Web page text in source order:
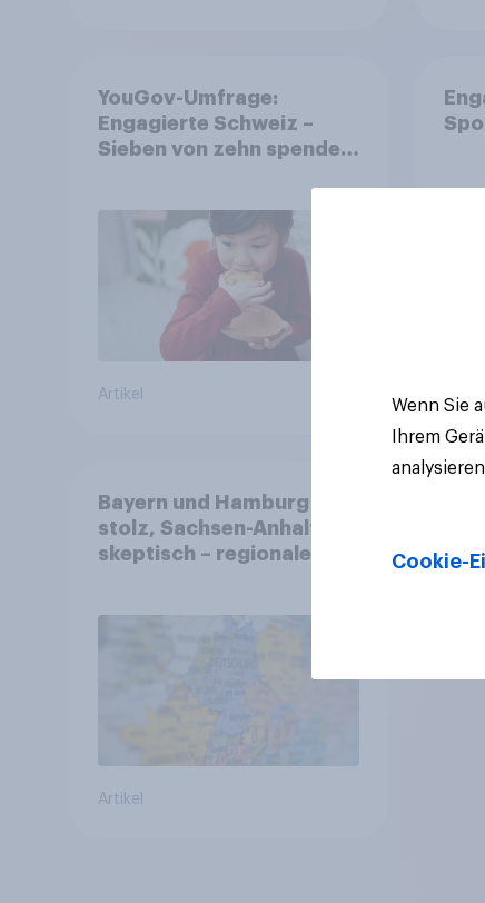
YouGov-Umfrage:
Engagierte Schweiz –
Sieben von zehn spenden,
Artikel Artikel
Bayern und Hamburg
stolz, Sachsen-Anhalt
skeptisch – regionale
Europa im Osten am
Artikel
Wenn Sie
Ihrem
Cookie-